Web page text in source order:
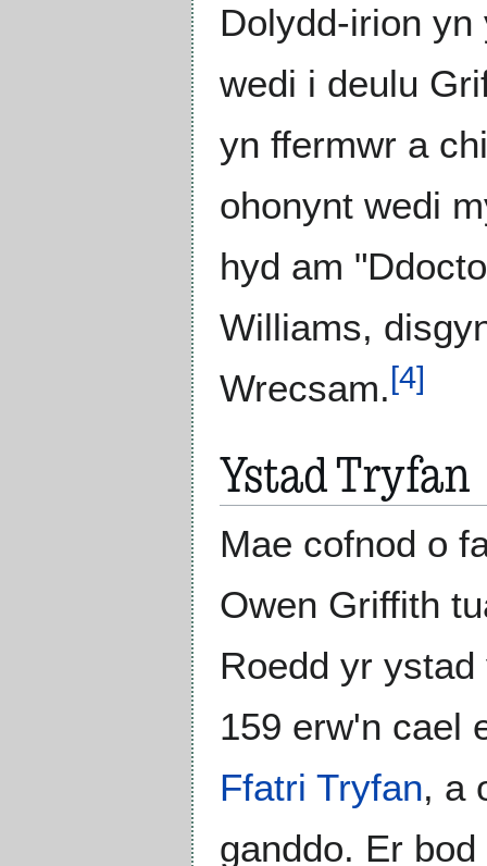
Dolydd-irion
wedi i deulu
yn ffermwr a
ohonynt wedi
hyd am
Williams,
Wrecsam.[4]
Ystad Tryfan
Mae cofnod o
Owen Griffith
Roedd yr
159 erw'n cael
Ffatri Tryfan, a
ganddo. Er